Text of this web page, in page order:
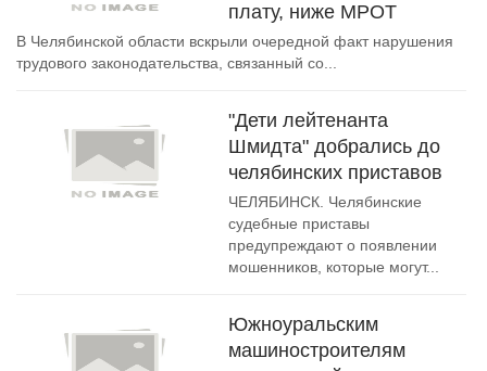
плату, ниже МРОТ
В Челябинской области вскрыли очередной факт нарушения
трудового законодательства, связанный со...
"Дети лейтенанта
Шмидта" добрались до
челябинских приставов
ЧЕЛЯБИНСК. Челябинские
судебные приставы
предупреждают о появлении
мошенников, которые могут...
Южноуральским
машиностроителям